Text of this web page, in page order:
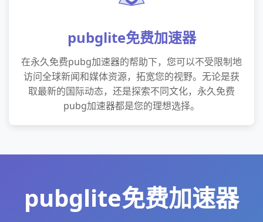
pubglite免费加速器
在永久免费pubg加速器的帮助下，您可以不受限制地
访问全球新闻和媒体资源，拓宽您的视野。无论是获
取最新的国际动态，还是探索不同文化，永久免费
pubg加速器都是您的理想选择。
pubglite免费加速器